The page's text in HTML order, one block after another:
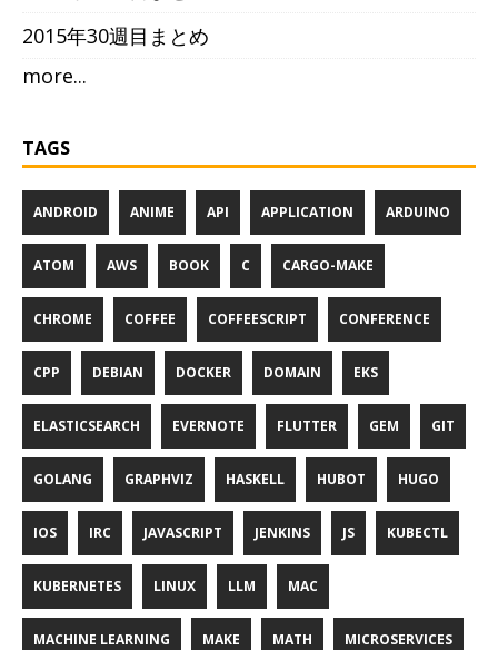
2015年30週目まとめ
more...
TAGS
ANDROID ANIME API APPLICATION ARDUINO
ATOM AWS BOOK C CARGO-MAKE
CHROME COFFEE COFFEESCRIPT CONFERENCE
CPP DEBIAN DOCKER DOMAIN EKS
ELASTICSEARCH EVERNOTE FLUTTER GEM GIT
GOLANG GRAPHVIZ HASKELL HUBOT HUGO
IOS IRC JAVASCRIPT JENKINS JS KUBECTL
KUBERNETES LINUX LLM MAC
MACHINE LEARNING MAKE MATH MICROSERVICES